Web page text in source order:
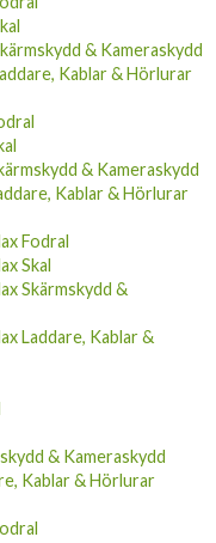
& Kameraskydd
Kablar & Hörlurar
& Kameraskydd
Kablar & Hörlurar
Fodral
Skal
Skärmskydd &
Laddare, Kablar &
& Kameraskydd
Kablar & Hörlurar